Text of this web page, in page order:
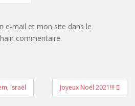
e-mail et mon site dans le
commentaire.
Israël Joyeux Noël 2021!!!